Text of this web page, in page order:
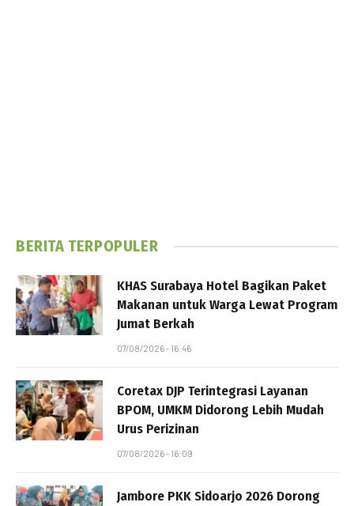
BERITA TERPOPULER
KHAS Surabaya Hotel Bagikan Paket
Makanan untuk Warga Lewat Program
Jumat Berkah
07/08/2026 - 16:46
Coretax DJP Terintegrasi Layanan
BPOM, UMKM Didorong Lebih Mudah
Urus Perizinan
07/08/2026 - 16:09
Jambore PKK Sidoarjo 2026 Dorong